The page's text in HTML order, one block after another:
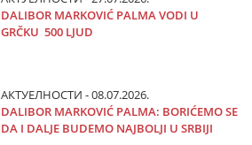
DALIBOR MARKOVIĆ PALMA VODI U
GRČKU 500 LJUD
АКТУЕЛНОСТИ - 08.07.2026.
DALIBOR MARKOVIĆ PALMA: BORIĆEMO SE
DA I DALJE BUDEMO NAJBOLJI U SRBIJI